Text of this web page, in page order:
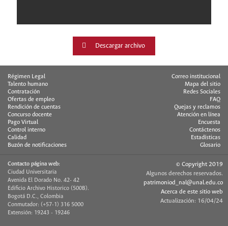
Descargar archivo
Régimen Legal
Talento humano
Contratación
Ofertas de empleo
Rendición de cuentas
Concurso docente
Pago Virtual
Control interno
Calidad
Buzón de notificaciones
Correo institucional
Mapa del sitio
Redes Sociales
FAQ
Quejas y reclamos
Atención en línea
Encuesta
Contáctenos
Estadísticas
Glosario
Contacto página web:
Ciudad Universitaria
Avenida El Dorado No. 42- 42
Edificio Archivo Historico (500B).
Bogotá D.C., Colombia
Conmutador: (+57-1) 316 5000
Extensión: 19243 - 19246
© Copyright 2019
Algunos derechos reservados.
patrimoniod_nal@unal.edu.co
Acerca de este sitio web
Actualización: 16/04/24